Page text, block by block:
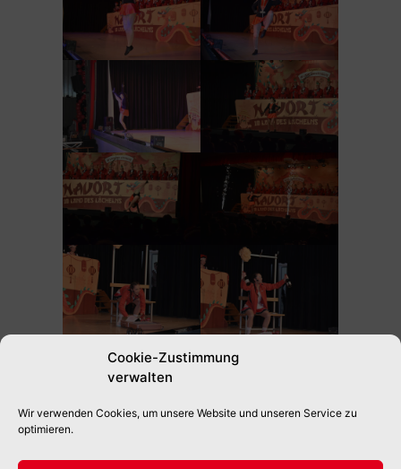
Cookie-Zustimmung
verwalten
Wir verwenden Cookies, um unsere Website und unseren Service zu
optimieren.